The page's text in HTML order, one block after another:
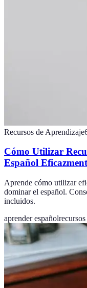
Recursos de Aprendizaje
Cómo Utilizar
Español
Aprende cómo utilizar
dominar el español.
incluidos.
aprender español